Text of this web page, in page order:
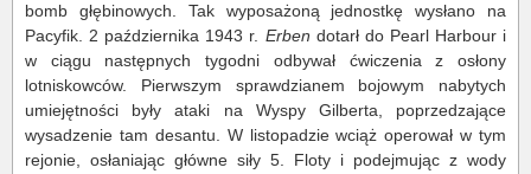
bomb głębinowych. Tak wyposażoną jednostkę wysłano na
Pacyfik. 2 października 1943 r. Erben dotarł do Pearl Harbour i
w ciągu następnych tygodni odbywał ćwiczenia z osłony
lotniskowców. Pierwszym sprawdzianem bojowym nabytych
umiejętności były ataki na Wyspy Gilberta, poprzedzające
wysadzenie tam desantu. W listopadzie wciąż operował w tym
rejonie, osłaniając główne siły 5. Floty i podejmując z wody